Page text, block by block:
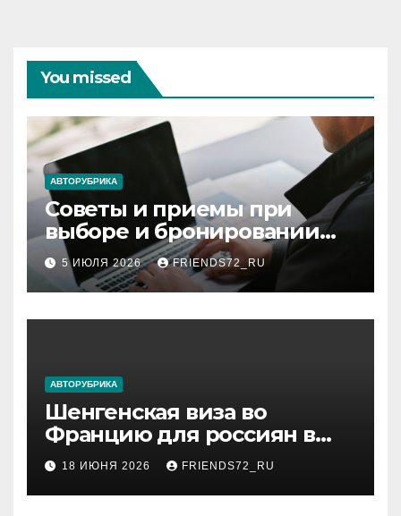
You missed
АВТОРУБРИКА
Советы и приемы при
выборе и бронировании
авиабилетов
5 ИЮЛЯ 2026 FRIENDS72_RU
АВТОРУБРИКА
Шенгенская виза во
Францию для россиян в
2026 году: сроки от 3 дней
и список необходимых
документов
18 ИЮНЯ 2026 FRIENDS72_RU